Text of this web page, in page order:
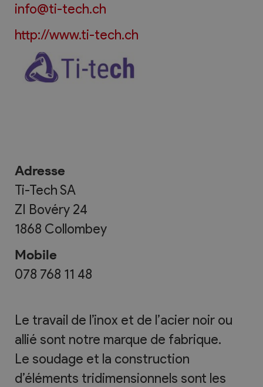
info@ti-tech.ch
http://www.ti-tech.ch
Adresse
Ti-Tech SA
ZI Bovéry 24
1868 Collombey
Mobile
078 768 11 48
Le travail de l’inox et de l’acier noir ou
allié sont notre marque de fabrique.
Le soudage et la construction
d’éléments tridimensionnels sont les